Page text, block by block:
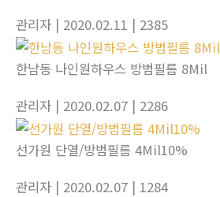
관리자 | 2020.02.11 | 2385
한남동 나인원하우스 방범필름 8Mil
관리자 | 2020.02.07 | 2286
선가원 단열/방범필름 4Mil10%
관리자 | 2020.02.07 | 1284